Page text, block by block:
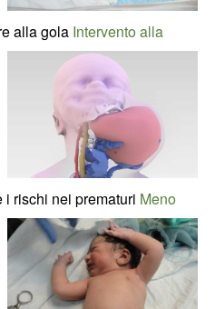
alla gola Intervento alla
rischi nei prematuri Meno